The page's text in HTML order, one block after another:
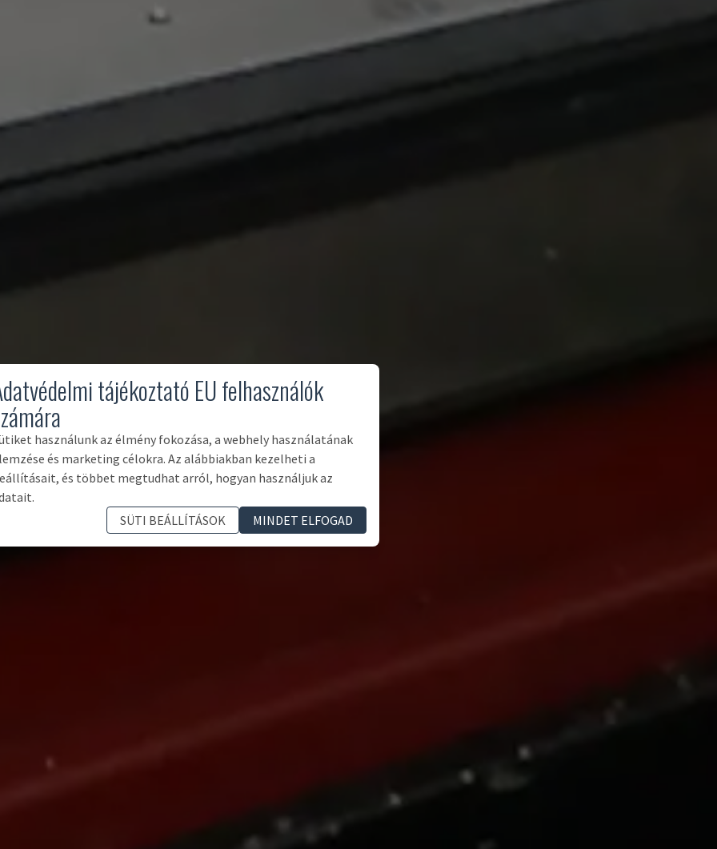
tájékoztató EU felhasználók
használunk az élmény fokozása, a webhely használatának
és marketing célokra. Az alábbiakban kezelheti a
és többet megtudhat arról, hogyan használjuk az
SÜTI BEÁLLÍTÁSOK
MINDET ELFOGAD